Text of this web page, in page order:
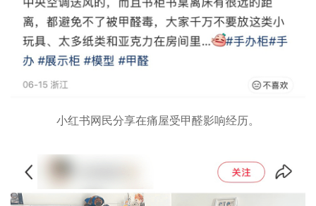
小红书网民分享在痛屋受甲醛影响经历。